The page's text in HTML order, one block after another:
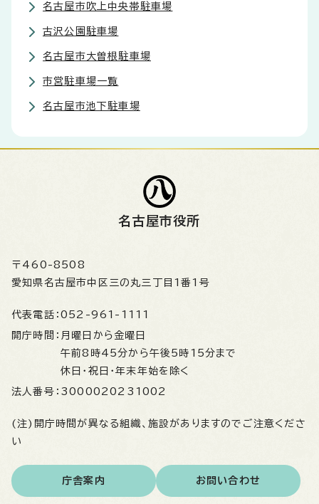
名古屋市吹上中央帯駐車場
古沢公園駐車場
名古屋市大曽根駐車場
市営駐車場一覧
名古屋市池下駐車場
名古屋市役所
〒460-8508
愛知県名古屋市中区三の丸三丁目1番1号
代表電話： 052-961-1111
開庁時間： 月曜日から金曜日
午前8時45分から午後5時15分まで
休日・祝日・年末年始を除く
法人番号： 3000020231002
(注)開庁時間が異なる組織、施設がありますのでご注意くださ
い
庁舎案内 お問い合わせ